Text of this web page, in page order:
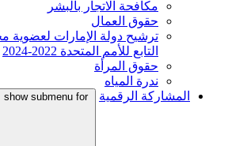
مكافحة الاتجار بالبشر
حقوق العمال
ترشيح دولة الإمارات لعضوية
التابع للأمم المتحدة 2022-2024
حقوق المرأة
ندرة المياه
المشاركة الرقمية
show submenu for المشاركة الرقمية